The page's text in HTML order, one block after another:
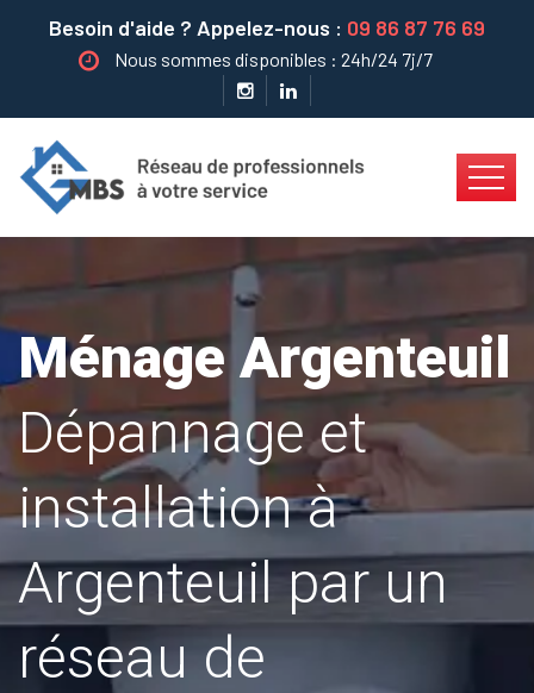
Besoin d'aide ? Appelez-nous : 09 86 87 76 69
Nous sommes disponibles : 24h/24 7j/7
Ménage Argenteuil
Dépannage et
installation à
Argenteuil par un
réseau de